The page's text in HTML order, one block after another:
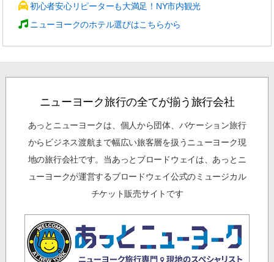
初心者安心リピーターも大満足！NY市内観光
ニューヨークのホテル選びはこちらから
ニューヨーク旅行の全てが揃う旅行会社
あっとニューヨークは、個人から団体、バケーション旅行
からビジネス渡航まで幅広い旅客層を扱うニューヨーク現
地の旅行会社です。当あっとブロードウェイは、あっとニ
ューヨークが運営するブロードウェイ公式のミュージカル
チケット販売サイトです